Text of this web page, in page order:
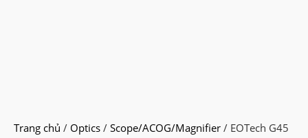
Trang chủ / Optics / Scope/ACOG/Magnifier / EOTech G45